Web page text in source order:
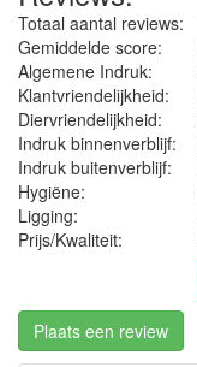
Totaal aantal reviews:
Gemiddelde score:
Algemene Indruk:
Klantvriendelijkheid:
Diervriendelijkheid:
Indruk binnenverblijf:
Indruk buitenverblijf:
Hygiëne‎:
Ligging:
Prijs/Kwaliteit:
Plaats een review